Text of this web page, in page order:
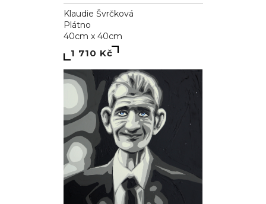
Klaudie Švrčková
Plátno
40cm x 40cm
1 710 Kč